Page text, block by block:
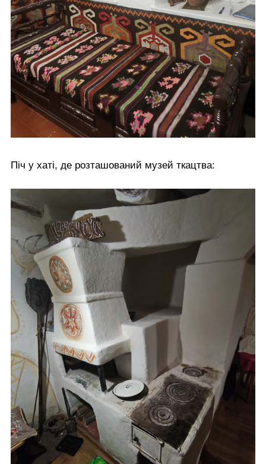
Піч у хаті, де розташований музей ткацтва: